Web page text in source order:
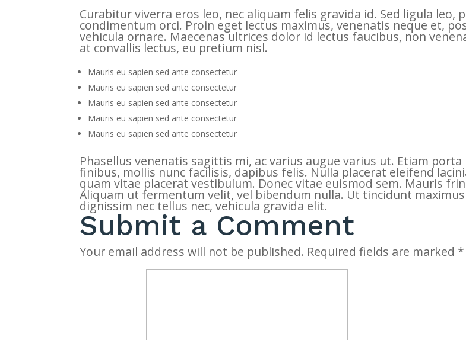
Curabitur viverra eros leo, nec aliquam felis gravida id. Sed ligula leo,
condimentum orci. Proin eget lectus maximus, venenatis neque et,
vehicula ornare. Maecenas ultrices dolor id lectus faucibus, non
at convallis lectus, eu pretium nisl.
Mauris eu sapien sed ante consectetur
Mauris eu sapien sed ante consectetur
Mauris eu sapien sed ante consectetur
Mauris eu sapien sed ante consectetur
Mauris eu sapien sed ante consectetur
Phasellus venenatis sagittis mi, ac varius augue varius ut. Etiam
finibus, mollis nunc facilisis, dapibus felis. Nulla placerat eleifend
quam vitae placerat vestibulum. Donec vitae euismod sem. Mauris
Aliquam ut fermentum velit, vel bibendum nulla. Ut tincidunt
dignissim nec tellus nec, vehicula gravida elit.
Submit a Comment
Your email address will not be published. Required fields are marked *